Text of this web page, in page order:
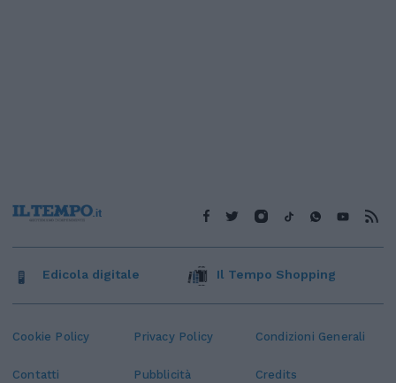
Cookie Policy Privacy Policy Condizioni Generali
Contatti Pubblicità Credits
Edicola digitale Il Tempo Shopping